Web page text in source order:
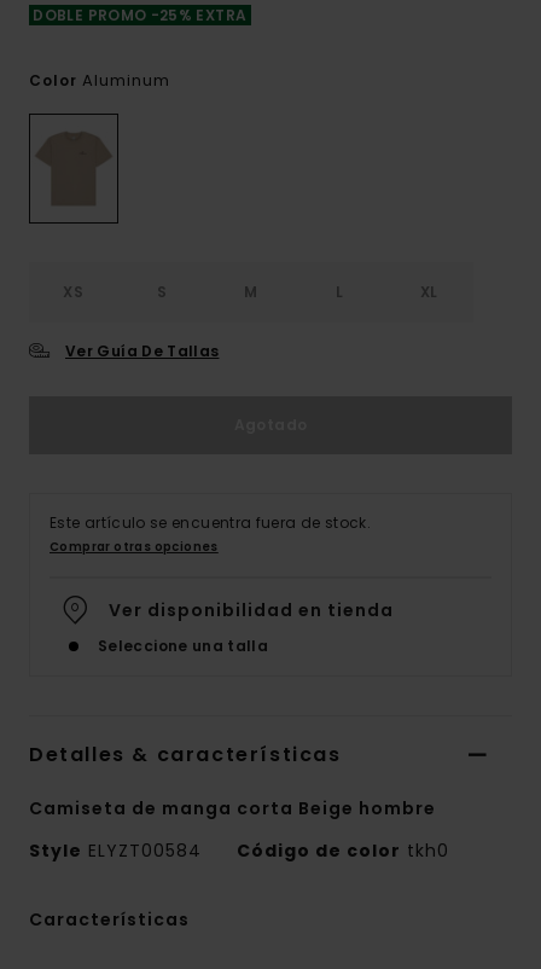
DOBLE PROMO -25% EXTRA
Color Aluminum
XS S M L XL
Ver Guía De Tallas
Este artículo se encuentra fuera de stock.
Comprar otras opciones
Ver disponibilidad en tienda
Seleccione una talla
Detalles & características
Camiseta de manga corta Beige hombre
Style ELYZT00584 Código de color tkh0
Características